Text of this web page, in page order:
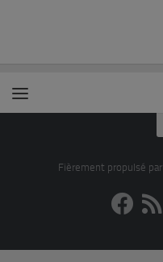
Fièrement propulsé par